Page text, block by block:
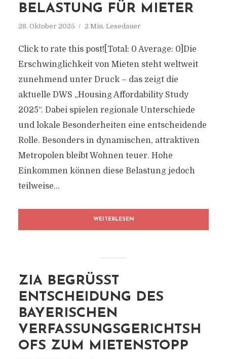
BELASTUNG FÜR MIETER
28. Oktober 2025 2 Min. Lesedauer
Click to rate this post![Total: 0 Average: 0]Die
Erschwinglichkeit von Mieten steht weltweit
zunehmend unter Druck – das zeigt die
aktuelle DWS „Housing Affordability Study
2025“. Dabei spielen regionale Unterschiede
und lokale Besonderheiten eine entscheidende
Rolle. Besonders in dynamischen, attraktiven
Metropolen bleibt Wohnen teuer. Hohe
Einkommen können diese Belastung jedoch
teilweise...
WEITERLESEN
ZIA BEGRÜSST E
NTSCHEIDUNG DES B
AYERISCHEN V
ERFASSUNGSGERICHTSHO
FS ZUM MIETENSTOPP